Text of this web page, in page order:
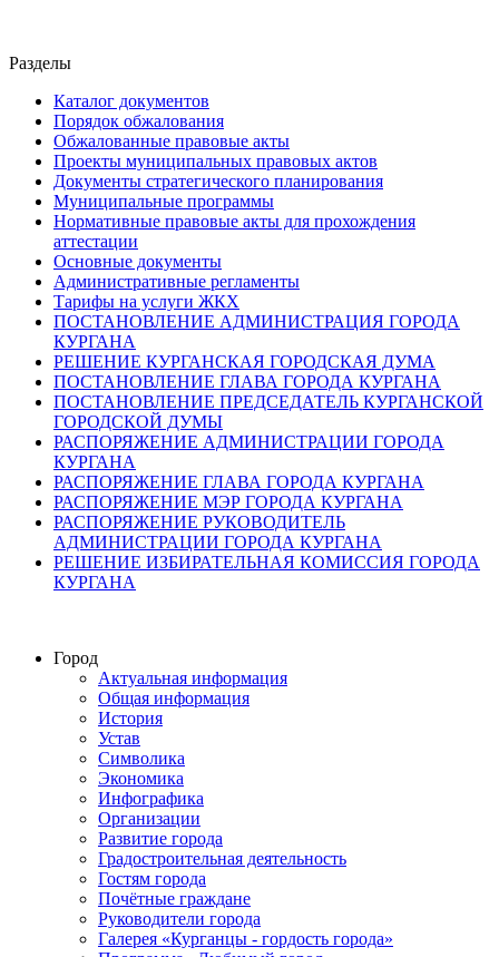
Разделы
Каталог документов
Порядок обжалования
Обжалованные правовые акты
Проекты муниципальных правовых актов
Документы стратегического планирования
Муниципальные программы
Нормативные правовые акты для прохождения
аттестации
Основные документы
Административные регламенты
Тарифы на услуги ЖКХ
ПОСТАНОВЛЕНИЕ АДМИНИСТРАЦИЯ ГОРОДА
КУРГАНА
РЕШЕНИЕ КУРГАНСКАЯ ГОРОДСКАЯ ДУМА
ПОСТАНОВЛЕНИЕ ГЛАВА ГОРОДА КУРГАНА
ПОСТАНОВЛЕНИЕ ПРЕДСЕДАТЕЛЬ КУРГАНСКОЙ
ГОРОДСКОЙ ДУМЫ
РАСПОРЯЖЕНИЕ АДМИНИСТРАЦИИ ГОРОДА
КУРГАНА
РАСПОРЯЖЕНИЕ ГЛАВА ГОРОДА КУРГАНА
РАСПОРЯЖЕНИЕ МЭР ГОРОДА КУРГАНА
РАСПОРЯЖЕНИЕ РУКОВОДИТЕЛЬ
АДМИНИСТРАЦИИ ГОРОДА КУРГАНА
РЕШЕНИЕ ИЗБИРАТЕЛЬНАЯ КОМИССИЯ ГОРОДА
КУРГАНА
Город
Актуальная информация
Общая информация
История
Устав
Символика
Экономика
Инфографика
Организации
Развитие города
Градостроительная деятельность
Гостям города
Почётные граждане
Руководители города
Галерея «Курганцы - гордость города»